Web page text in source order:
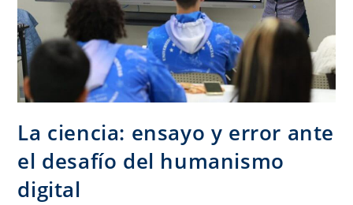
La ciencia: ensayo y error ante
el desafío del humanismo
digital